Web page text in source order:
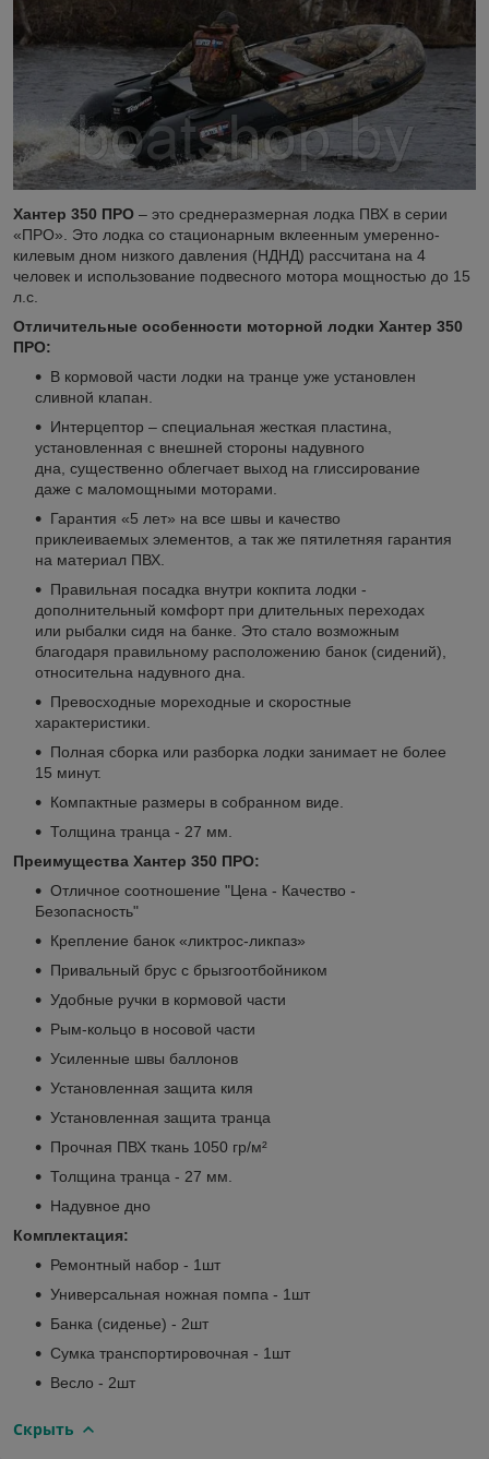
Хантер 350 ПРО – это среднеразмерная лодка ПВХ в серии
«ПРО». Это лодка со стационарным вклеенным умеренно-
килевым дном низкого давления (НДНД) рассчитана на 4
человек и использование подвесного мотора мощностью до 15
л.с.
Отличительные особенности моторной лодки Хантер 350
ПРО:
В кормовой части лодки на транце уже установлен
сливной клапан.
Интерцептор – специальная жесткая пластина,
установленная с внешней стороны надувного
дна, существенно облегчает выход на глиссирование
даже с маломощными моторами.
Гарантия «5 лет» на все швы и качество
приклеиваемых элементов, а так же пятилетняя гарантия
на материал ПВХ.
Правильная посадка внутри кокпита лодки -
дополнительный комфорт при длительных переходах
или рыбалки сидя на банке. Это стало возможным
благодаря правильному расположению банок (сидений),
относительна надувного дна.
Превосходные мореходные и скоростные
характеристики.
Полная сборка или разборка лодки занимает не более
15 минут.
Компактные размеры в собранном виде.
Толщина транца - 27 мм.
Преимущества Хантер 350 ПРО:
Отличное соотношение "Цена - Качество -
Безопасность"
Крепление банок «ликтрос-ликпаз»
Привальный брус с брызгоотбойником
Удобные ручки в кормовой части
Рым-кольцо в носовой части
Усиленные швы баллонов
Установленная защита киля
Установленная защита транца
Прочная ПВХ ткань 1050 гр/м²
Толщина транца - 27 мм.
Надувное дно
Комплектация:
Ремонтный набор - 1шт
Универсальная ножная помпа - 1шт
Банка (сиденье) - 2шт
Сумка транспортировочная - 1шт
Весло - 2шт
Скрыть